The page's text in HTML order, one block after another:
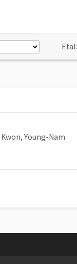
Etal:
Kwon, Young-Nam